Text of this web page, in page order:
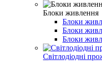
Блоки живлення
Блоки
Блоки
Блоки
Світлодіодні